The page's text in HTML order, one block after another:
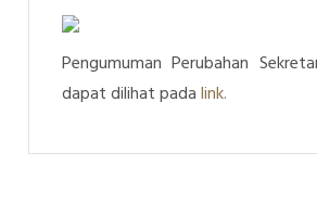
Pengumuman Perubahan
dapat dilihat padalink.